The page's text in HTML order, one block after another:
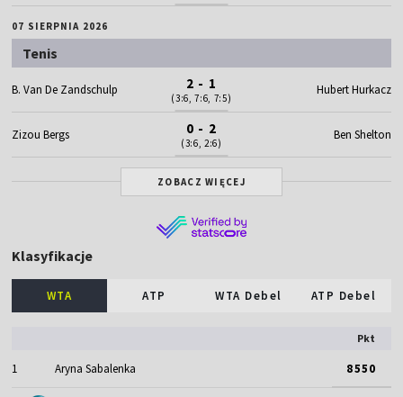
07 SIERPNIA 2026
Tenis
B. Van De Zandschulp 2 - 1
(3:6, 7:6, 7:5)
Hubert Hurkacz
Zizou Bergs 0 - 2
(3:6, 2:6)
Ben Shelton
ZOBACZ WIĘCEJ
Klasyfikacje
WTA ATP WTA Debel ATP Debel
Pkt
1 Aryna Sabalenka 8550